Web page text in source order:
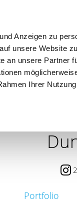
Anzeigen zu
unsere Website
an unsere Partner
Ihrer
Portfolio